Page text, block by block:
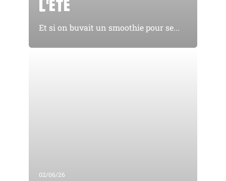
l'été
Et si on buvait un smoothie pour se...
02/06/26